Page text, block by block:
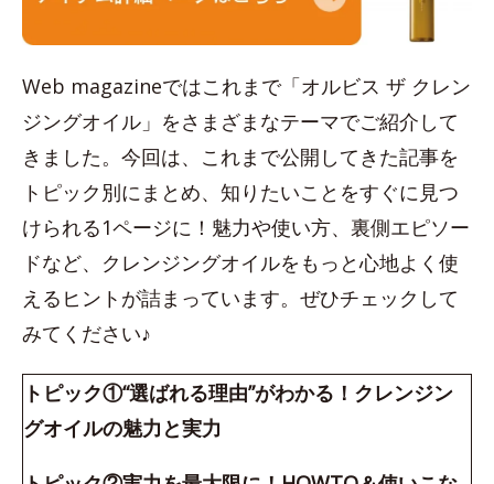
Web magazineではこれまで「オルビス ザ クレン
ジングオイル」をさまざまなテーマでご紹介して
きました。今回は、これまで公開してきた記事を
トピック別にまとめ、知りたいことをすぐに見つ
けられる1ページに！魅力や使い方、裏側エピソー
ドなど、クレンジングオイルをもっと心地よく使
えるヒントが詰まっています。ぜひチェックして
みてください♪
トピック①“選ばれる理由”がわかる！クレンジン
グオイルの魅力と実力